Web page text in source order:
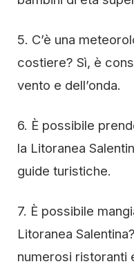
5. C’è una
costiere? Sì, è
vento e dell’onda.
6. È possibile
la Litoranea
guide turistiche.
7. È possibile
Litoranea
numerosi ristoranti